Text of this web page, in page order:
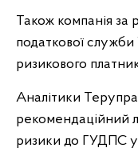
Також компанія за
податкової служби
ризикового
Аналітики
рекомендаційний
ризики до ГУДПС у